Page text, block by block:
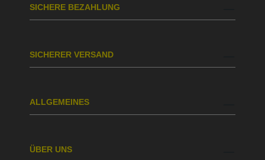
SICHERE BEZAHLUNG
SICHERER VERSAND
ALLGEMEINES
ÜBER UNS